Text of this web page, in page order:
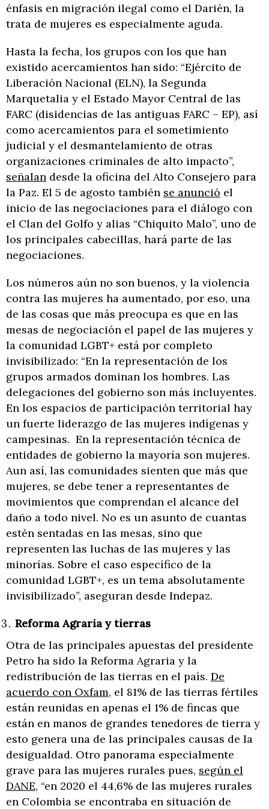
énfasis en migración ilegal como el Darién, la
trata de mujeres es especialmente aguda.
Hasta la fecha, los grupos con los que han
existido acercamientos han sido: “Ejército de
Liberación Nacional (ELN), la Segunda
Marquetalia y el Estado Mayor Central de las
FARC (disidencias de las antiguas FARC – EP), así
como acercamientos para el sometimiento
judicial y el desmantelamiento de otras
organizaciones criminales de alto impacto”,
señalan desde la oficina del Alto Consejero para
la Paz. El 5 de agosto también se anunció el
inicio de las negociaciones para el diálogo con
el Clan del Golfo y alias “Chiquito Malo”, uno de
los principales cabecillas, hará parte de las
negociaciones.
Los números aún no son buenos, y la violencia
contra las mujeres ha aumentado, por eso, una
de las cosas que más preocupa es que en las
mesas de negociación el papel de las mujeres y
la comunidad LGBT+ está por completo
invisibilizado: “En la representación de los
grupos armados dominan los hombres. Las
delegaciones del gobierno son más incluyentes.
En los espacios de participación territorial hay
un fuerte liderazgo de las mujeres indígenas y
campesinas. En la representación técnica de
entidades de gobierno la mayoría son mujeres.
Aun así, las comunidades sienten que más que
mujeres, se debe tener a representantes de
movimientos que comprendan el alcance del
daño a todo nivel. No es un asunto de cuantas
estén sentadas en las mesas, sino que
representen las luchas de las mujeres y las
minorías. Sobre el caso específico de la
comunidad LGBT+, es un tema absolutamente
invisibilizado”, aseguran desde Indepaz.
Reforma Agraria y tierras
Otra de las principales apuestas del presidente
Petro ha sido la Reforma Agraria y la
redistribución de las tierras en el país. De
acuerdo con Oxfam, el 81% de las tierras fértiles
están reunidas en apenas el 1% de fincas que
están en manos de grandes tenedores de tierra y
esto genera una de las principales causas de la
desigualdad. Otro panorama especialmente
grave para las mujeres rurales pues, según el
DANE, “en 2020 el 44,6% de las mujeres rurales
en Colombia se encontraba en situación de